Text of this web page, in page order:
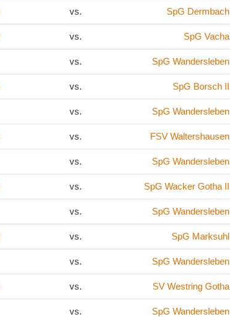
vs. SpG Dermbach
vs. SpG Vacha
vs. SpG Wandersleben
vs. SpG Borsch II
vs. SpG Wandersleben
vs. FSV Waltershausen
vs. SpG Wandersleben
vs. SpG Wacker Gotha II
vs. SpG Wandersleben
vs. SpG Marksuhl
vs. SpG Wandersleben
vs. SV Westring Gotha
vs. SpG Wandersleben